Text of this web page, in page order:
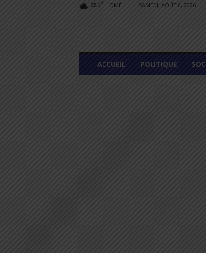
25.1 C LOMÉ SAMEDI, AOÛT 8, 2026
L
M
ACCUEIL POLITIQUE